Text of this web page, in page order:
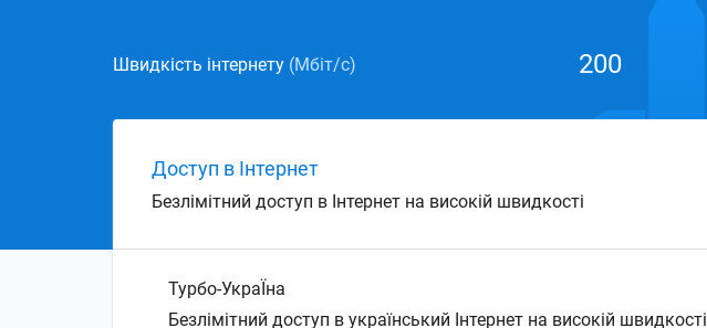
Швидкість інтернету (Мбіт/с) 200
Доступ в Інтернет
Безлімітний доступ в Інтернет на високій швидкості
Турбо-УкраЇна
Безлімітний доступ в український Інтернет на високій швидкості